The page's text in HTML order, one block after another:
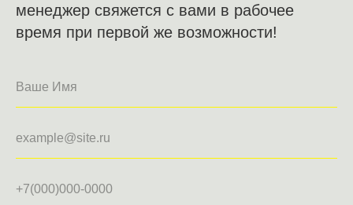
менеджер свяжется с вами в рабочее
время при первой же возможности!